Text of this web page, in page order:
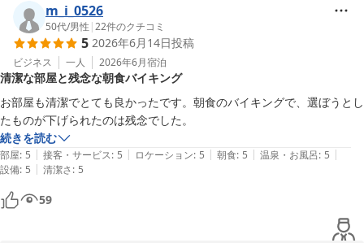
す。
お部屋についてお褒めの言葉を頂戴し、日頃の疲れを癒しお寛ぎい
ただけたようで
大変嬉しく存じます。
大浴場は、お部屋のユニットバスよりもゆったり足を伸ばしてご入
浴いただけます。
毎日深夜2時まで明朝は5時10時までご利用可能でございます。
次回ご利用の際にはぜひお楽しみいただけますと幸いです。
今回いただいたありがたいお言葉を励みに、今後とも快適にお過ご
しいただけるよう
m_i_0526
50代/男性 |22件のクチコミ
5 2026年6月14日投稿
ビジネス 一人 2026年6月宿泊
清潔な部屋と残念な朝食バイキング
お部屋も清潔でとても良かったです。朝食のバイキングで、選ぼうとし
たものが下げられたのは残念でした。
続きを読む
部屋: 5 | 接客・サービス: 5 | ロケーション: 5 | 朝食: 5 | 温泉・お風呂: 5 |
設備: 5 | 清潔さ: 5
59